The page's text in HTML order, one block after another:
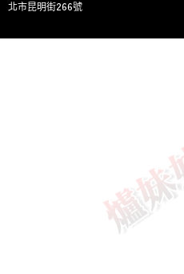
北市昆明街266號